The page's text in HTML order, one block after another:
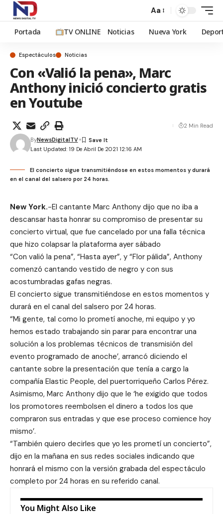
Aa
Portada TV ONLINE Noticias Nueva York
Espectáculos Noticias
Con «Valió la pena», Marc
Anthony inició concierto gratis
en Youtube
Last Updated: 19 De Abril De 2021 12:16 AM
ByNewsDigitalTV
2 Min Read
El concierto sigue transmitiéndose en estos momentos y durará
en el canal del salsero por 24 horas.
New York.-El cantante Marc Anthony dijo que no iba a
descansar hasta honrar su compromiso de presentar su
concierto virtual, que fue cancelado por una falla técnica
que hizo colapsar la plataforma ayer sábado
“Con valió la pena”, “Hasta ayer”, y “Flor pálida”, Anthony
comenzó cantando vestido de negro y con sus
acostumbradas gafas negras.
El concierto sigue transmitiéndose en estos momentos y
durará en el canal del salsero por 24 horas.
“Mi gente, tal como lo prometí anoche, mi equipo y yo
hemos estado trabajando sin parar para encontrar una
solución a los problemas técnicos de transmisión del
evento programado de anoche’, arrancó diciendo el
cantante sobre la presentación que tenía a cargo la
compañía Elastic People, del puertorriqueño Carlos Pérez.
Asimismo, Marc Anthony dijo que le ‘he exigido que todos
los promotores reembolsen el dinero a todos los que
compraron sus entradas y que ese proceso comience hoy
mismo’.
“También quiero decirles que yo les prometí un concierto”,
dijo en la mañana en sus redes sociales indicando que
honrará el mismo con la versión grabada del espectáculo
completo por 24 horas en su referido canal.
You Might Also Like